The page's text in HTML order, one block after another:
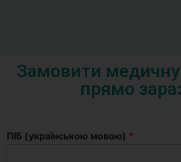
Замовити
прямо
ПІБ (українською мовою) *